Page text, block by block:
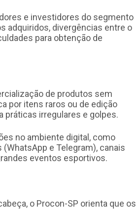
e investidores do segmento
adquiridos, divergências entre o
para obtenção de
de produtos sem
por itens raros ou de edição
práticas irregulares e golpes.
no ambiente digital, como
e Telegram), canais
eventos esportivos.
o Procon-SP orienta que os